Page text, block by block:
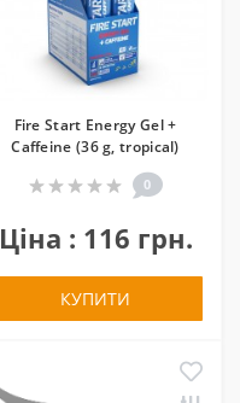
Fire Start Energy Gel +
Caffeine (36 g, tropical)
0
Ціна : 116 грн.
КУПИТИ